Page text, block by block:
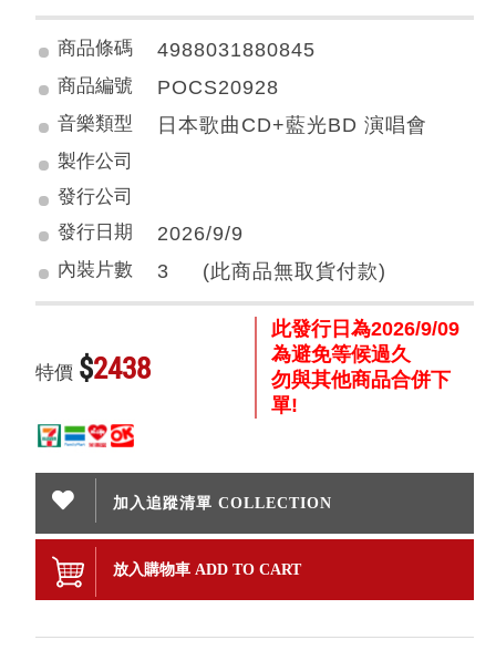
商品條碼 4988031880845
商品編號 POCS20928
音樂類型 日本歌曲CD+藍光BD 演唱會
製作公司
發行公司
發行日期
2026/9/9
內裝片數 3 (此商品無取貨付款)
特價 $2438
此發行日為2026/9/09
為避免等候過久
勿與其他商品合併下
單!
加入追蹤清單 COLLECTION
放入購物車 ADD TO CART